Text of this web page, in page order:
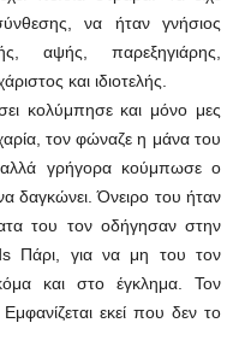
να ήταν γνήσιος
αψής, παρεξηγιάρης,
και ιδιοτελής.
κολύμπησε και μόνο μες
τον φώναζε η μάνα του
γρήγορα κούμπωσε ο
δαγκώνει. Όνειρο του ήταν
του τον οδήγησαν στην
Πάρι, για να μη του τον
και στο έγκλημα. Τον
εκεί που δεν το